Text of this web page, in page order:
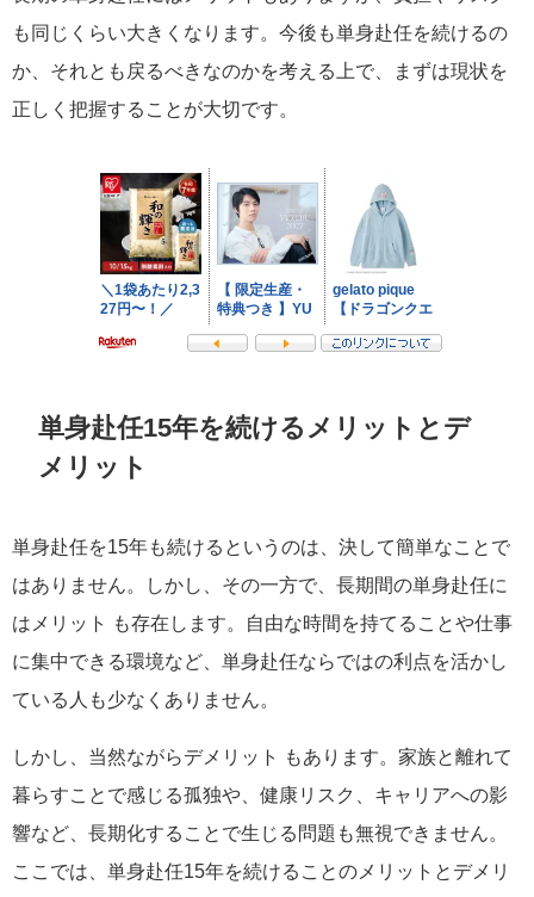
も同じくらい大きくなります。今後も単身赴任を続けるの
か、それとも戻るべきなのかを考える上で、まずは現状を
正しく把握することが大切です。
単身赴任15年を続けるメリットとデ
メリット
単身赴任を15年も続けるというのは、決して簡単なことで
はありません。しかし、その一方で、長期間の単身赴任に
はメリット も存在します。自由な時間を持てることや仕事
に集中できる環境など、単身赴任ならではの利点を活かし
ている人も少なくありません。
しかし、当然ながらデメリット もあります。家族と離れて
暮らすことで感じる孤独や、健康リスク、キャリアへの影
響など、長期化することで生じる問題も無視できません。
ここでは、単身赴任15年を続けることのメリットとデメリ